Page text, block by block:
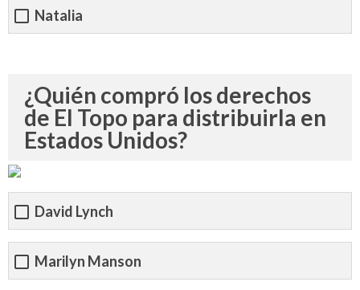
Natalia
¿Quién compró los derechos
de El Topo para distribuirla en
Estados Unidos?
David Lynch
Marilyn Manson